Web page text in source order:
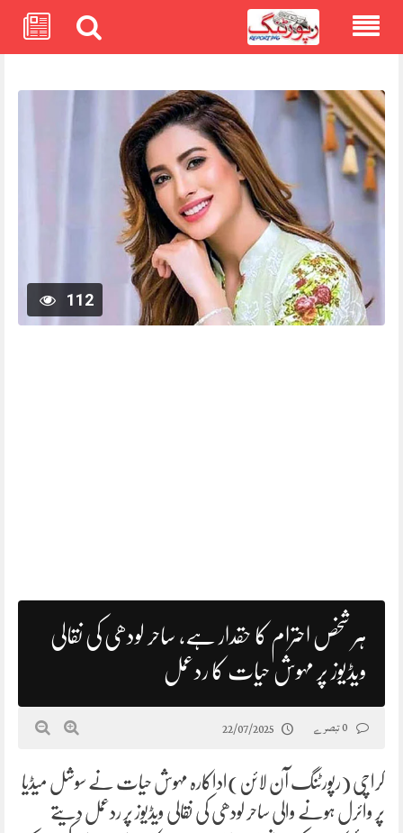
112
ہر شخص احترام کا حقدار ہے، ساحر لودھی کی نقالی
ویڈیوز پر مہوش حیات کا ردعمل
22/07/2025
کراچی (رپورٹنگ آن لائن)اداکارہ مہوش حیات نے سوشل میڈیا
پر وائرل ہونے والی ساحر لودھی کی نقالی ویڈیوز پر ردعمل دیتے